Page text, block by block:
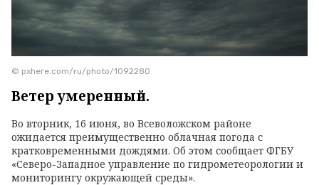
© pxhere.com/ru/photo/1092280
Ветер умеренный.
Во вторник, 16 июня, во Всеволожском районе
ожидается преимущественно облачная погода с
кратковременными дождями. Об этом сообщает ФГБУ
«Северо-Западное управление по гидрометеорологии и
мониторингу окружающей среды».